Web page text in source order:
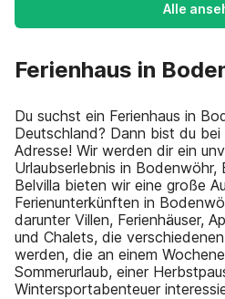
Alle
Ferienhaus in
Du suchst ein Ferienhaus in
Deutschland? Dann bist du
Adresse! Wir werden dir ein
Urlaubserlebnis in Bodenwöhr,
Belvilla bieten wir eine große
Ferienunterkünften in
darunter Villen, Ferienhäuser,
und Chalets, die
werden, die an einem
Sommerurlaub, einer
Wintersportabenteuer